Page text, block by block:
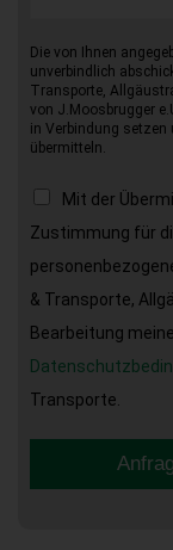
Die von Ihnen
unverbindlich
Transporte,
von J.Moosbrugger
in Verbindung
übermitteln.
Mit der
Zustimmung für
& Transporte,
Bearbeitung
Transporte.